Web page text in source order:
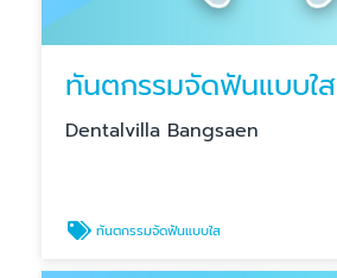
ทันตกรรมจัดฟันแบบใส
Dentalvilla Bangsaen
ทันตกรรมจัดฟันแบบใส